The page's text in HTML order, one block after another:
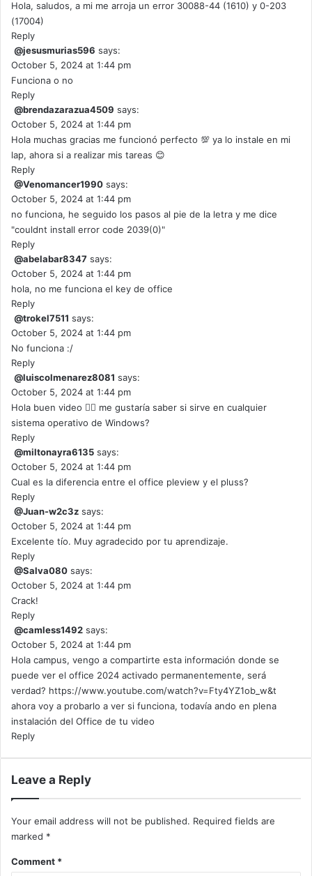
Hola, saludos, a mi me arroja un error 30088-44 (1610) y 0-203
(17004)
Reply
@jesusmurias596 says:
October 5, 2024 at 1:44 pm
Funciona o no
Reply
@brendazarazua4509 says:
October 5, 2024 at 1:44 pm
Hola muchas gracias me funcionó perfecto 💯 ya lo instale en mi
lap, ahora si a realizar mis tareas 😊
Reply
@Venomancer1990 says:
October 5, 2024 at 1:44 pm
no funciona, he seguido los pasos al pie de la letra y me dice
"couldnt install error code 2039(0)"
Reply
@abelabar8347 says:
October 5, 2024 at 1:44 pm
hola, no me funciona el key de office
Reply
@trokel7511 says:
October 5, 2024 at 1:44 pm
No funciona :/
Reply
@luiscolmenarez8081 says:
October 5, 2024 at 1:44 pm
Hola buen video 👍🏽 me gustaría saber si sirve en cualquier
sistema operativo de Windows?
Reply
@miltonayra6135 says:
October 5, 2024 at 1:44 pm
Cual es la diferencia entre el office pleview y el pluss?
Reply
@Juan-w2c3z says:
October 5, 2024 at 1:44 pm
Excelente tío. Muy agradecido por tu aprendizaje.
Reply
@Salva080 says:
October 5, 2024 at 1:44 pm
Crack!
Reply
@camless1492 says:
October 5, 2024 at 1:44 pm
Hola campus, vengo a compartirte esta información donde se
puede ver el office 2024 activado permanentemente, será
verdad? https://www.youtube.com/watch?v=Fty4YZ1ob_w&t
ahora voy a probarlo a ver si funciona, todavía ando en plena
instalación del Office de tu video
Reply
Leave a Reply
Your email address will not be published. Required fields are
marked *
Comment *